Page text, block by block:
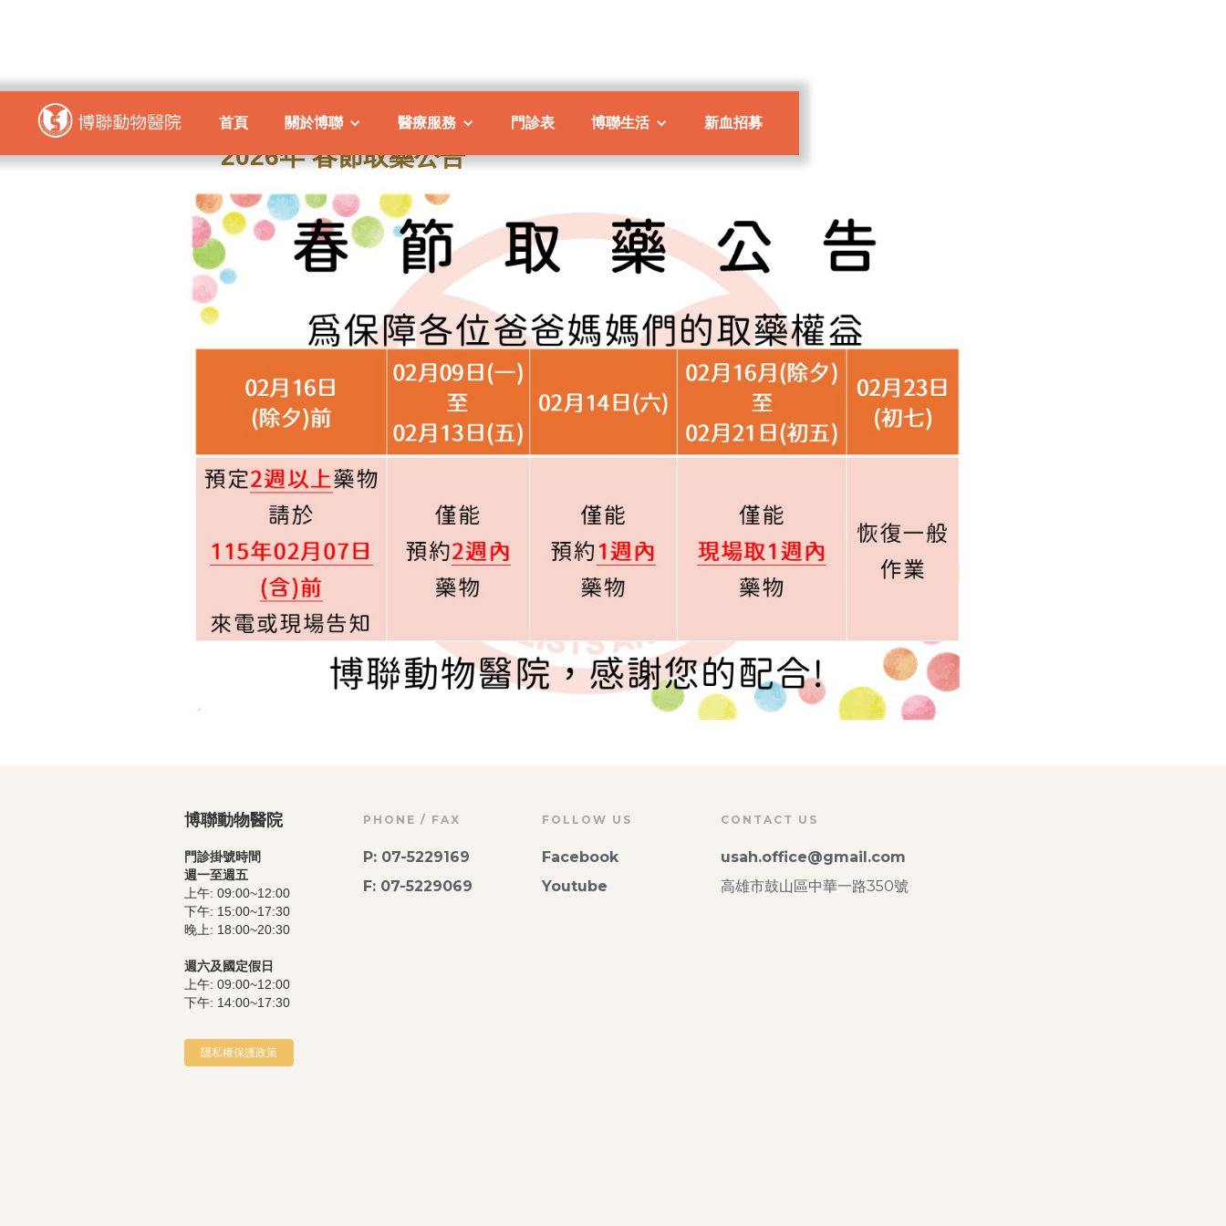
首頁 關於博聯 醫療服務 門診表 博聯生活 新血招募
2026年 春節取藥公告
博聯動物醫院
門診掛號時間
週一至週五
上午: 09:00~12:00
下午: 15:00~17:30
晚上: 18:00~20:30
週六及國定假日
上午: 09:00~12:00
下午: 14:00~17:30
隱私權保護政策
PHONE / FAX
P: 07-5229169
F: 07-5229069
FOLLOW US
Facebook
Youtube
CONTACT US
usah.office@gmail.com
高雄市鼓山區中華一路350號